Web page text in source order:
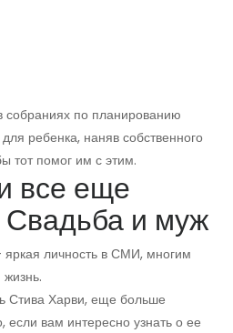
собраниях по планированию
ребенка, наняв собственного
тот помог им с этим.
все еще
и муж
яркая личность в СМИ, многим
Стива Харви, еще больше
если вам интересно узнать о ее